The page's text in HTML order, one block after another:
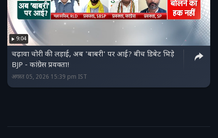
9:04
चढ़ावा चोरी की लड़ाई, अब 'बाबरी' पर आई? बीच डिबेट भिड़े
BJP - कांग्रेस प्रवक्ता!
अगस्त 05, 2026 15:39 pm IST